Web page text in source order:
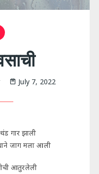
July 7, 2022
गार झाली
जाग मला आली
आतुरलेली